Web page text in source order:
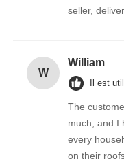
seller,
W
William
Il est
The
much, and I
every
on their